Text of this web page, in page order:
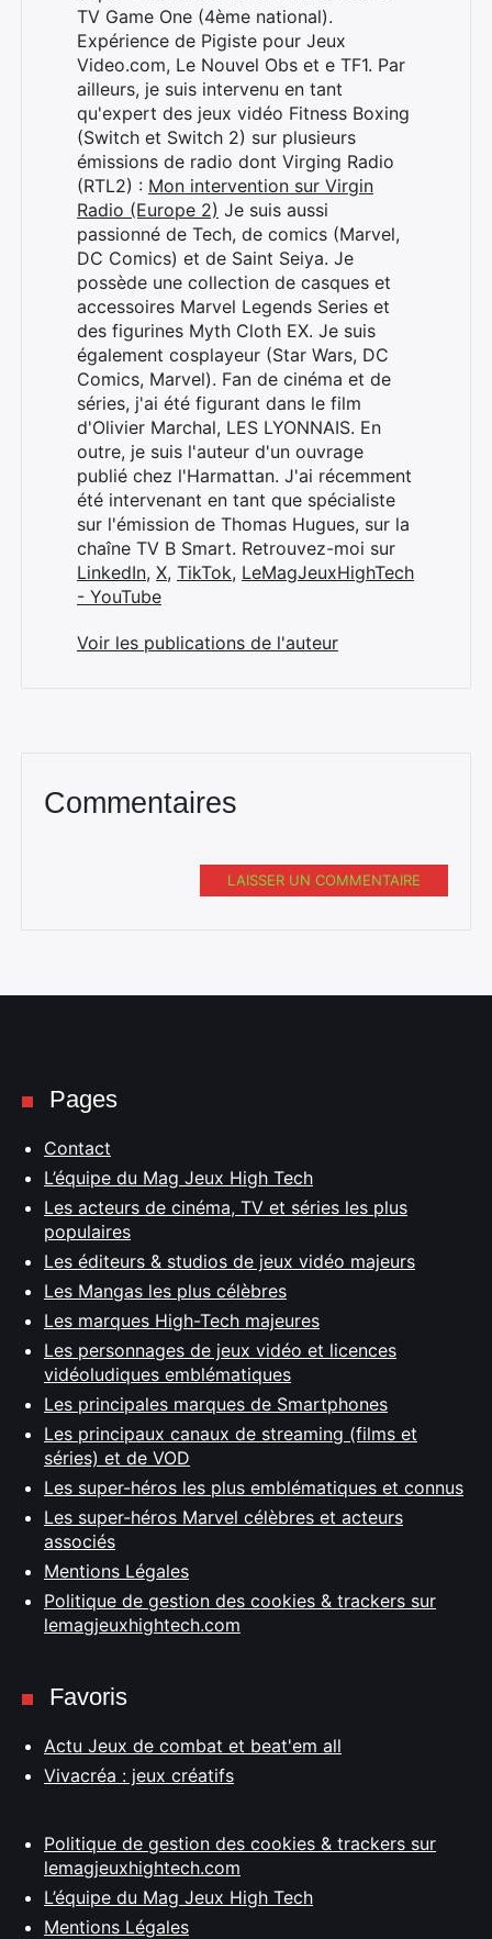
TV Game One (4ème national).
Expérience de Pigiste pour Jeux
Video.com, Le Nouvel Obs et e TF1. Par
ailleurs, je suis intervenu en tant
qu'expert des jeux vidéo Fitness Boxing
(Switch et Switch 2) sur plusieurs
émissions de radio dont Virging Radio
(RTL2) : Mon intervention sur Virgin
Radio (Europe 2) Je suis aussi
passionné de Tech, de comics (Marvel,
DC Comics) et de Saint Seiya. Je
possède une collection de casques et
accessoires Marvel Legends Series et
des figurines Myth Cloth EX. Je suis
également cosplayeur (Star Wars, DC
Comics, Marvel). Fan de cinéma et de
séries, j'ai été figurant dans le film
d'Olivier Marchal, LES LYONNAIS. En
outre, je suis l'auteur d'un ouvrage
publié chez l'Harmattan. J'ai récemment
été intervenant en tant que spécialiste
sur l'émission de Thomas Hugues, sur la
chaîne TV B Smart. Retrouvez-moi sur
LinkedIn, X, TikTok, LeMagJeuxHighTech
- YouTube
Voir les publications de l'auteur
Commentaires
LAISSER UN COMMENTAIRE
Pages
Contact
L’équipe du Mag Jeux High Tech
Les acteurs de cinéma, TV et séries les plus
populaires
Les éditeurs & studios de jeux vidéo majeurs
Les Mangas les plus célèbres
Les marques High-Tech majeures
Les personnages de jeux vidéo et licences
vidéoludiques emblématiques
Les principales marques de Smartphones
Les principaux canaux de streaming (films et
séries) et de VOD
Les super-héros les plus emblématiques et connus
Les super-héros Marvel célèbres et acteurs
associés
Mentions Légales
Politique de gestion des cookies & trackers sur
lemagjeuxhightech.com
Favoris
Actu Jeux de combat et beat'em all
Vivacréa : jeux créatifs
Politique de gestion des cookies & trackers sur
lemagjeuxhightech.com
L’équipe du Mag Jeux High Tech
Mentions Légales